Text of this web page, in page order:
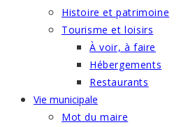
Histoire et patrimoine
Tourisme et loisirs
À voir, à faire
Hébergements
Restaurants
Vie municipale
Mot du maire